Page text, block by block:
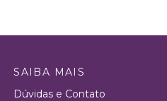
SAIBA MAIS
Dúvidas e Contato